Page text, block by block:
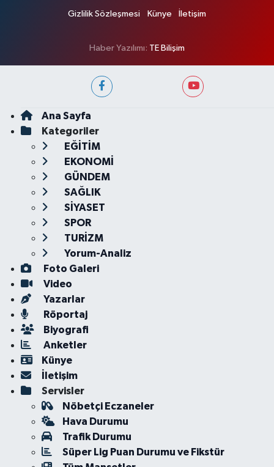
Gizlilik Sözleşmesi Künye İletişim
Haber Yazılımı: TE Bilişim
Ana Sayfa
Kategoriler
EĞİTİM
EKONOMİ
GÜNDEM
SAĞLIK
SİYASET
SPOR
TURİZM
Yorum-Analiz
Foto Galeri
Video
Yazarlar
Röportaj
Biyografi
Anketler
Künye
İletişim
Servisler
Nöbetçi Eczaneler
Hava Durumu
Trafik Durumu
Süper Lig Puan Durumu ve Fikstür